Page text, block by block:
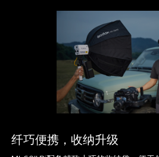
纤巧便携，收纳升级